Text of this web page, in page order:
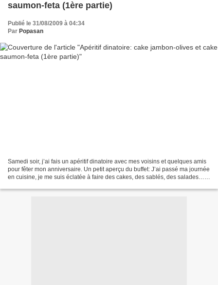
saumon-feta (1ère partie)
Publié le 31/08/2009 à 04:34
Par Popasan
Samedi soir, j’ai fais un apéritif dinatoire avec mes voisins et quelques amis
pour fêter mon anniversaire. Un petit aperçu du buffet: J’ai passé ma journée
en cuisine, je me suis éclatée à faire des cakes, des sablés, des salades…